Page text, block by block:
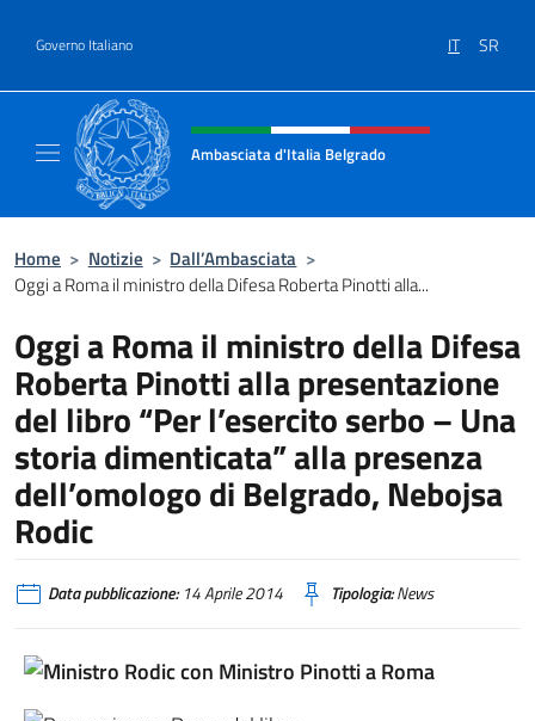
Governo Italiano IT SR
Intestazione sito, social e menù
Ambasciata d'Italia Belgrado
Home > Notizie > Dall’Ambasciata >
Oggi a Roma il ministro della Difesa Roberta Pinotti alla...
Oggi a Roma il ministro della Difesa
Roberta Pinotti alla presentazione
del libro “Per l’esercito serbo – Una
storia dimenticata” alla presenza
dell’omologo di Belgrado, Nebojsa
Rodic
Data pubblicazione:14 Aprile 2014 Tipologia:News